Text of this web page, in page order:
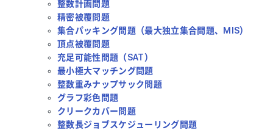
整数計画問題
精密被覆問題
集合パッキング問題（最大独立集合問題、MIS）
頂点被覆問題
充足可能性問題（SAT）
最小極大マッチング問題
整数重みナップサック問題
グラフ彩色問題
クリークカバー問題
整数長ジョブスケジューリング問題